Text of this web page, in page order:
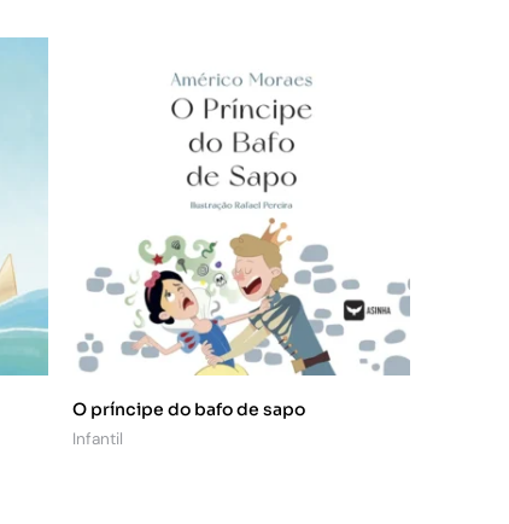
O príncipe do bafo de sapo
Infantil